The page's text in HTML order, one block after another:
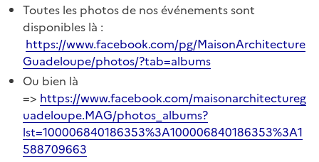
Toutes les photos de nos événements sont
disponibles là :
https://www.facebook.com/pg/MaisonArchitecture
Guadeloupe/photos/?tab=albums
Ou bien là
=> https://www.facebook.com/maisonarchitectureg
uadeloupe.MAG/photos_albums?
lst=100006840186353%3A100006840186353%3A1
588709663